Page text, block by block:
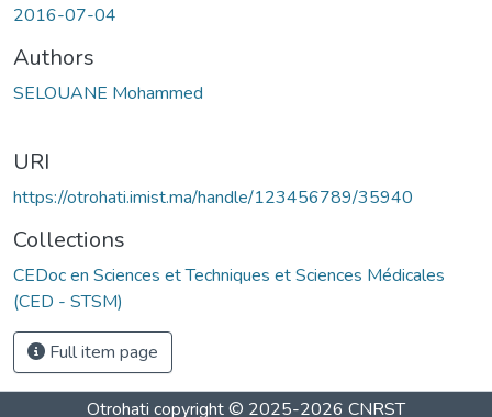
2016-07-04
Authors
SELOUANE Mohammed
URI
https://otrohati.imist.ma/handle/123456789/35940
Collections
CEDoc en Sciences et Techniques et Sciences Médicales
(CED - STSM)
Full item page
Otrohati copyright © 2025-2026 CNRST